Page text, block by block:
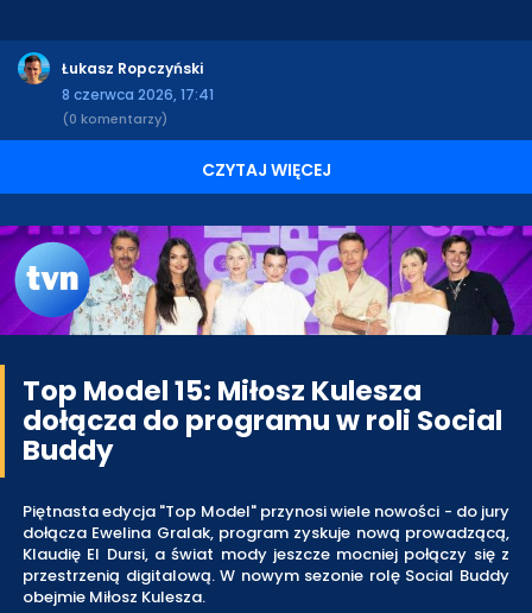
Łukasz Ropczyński
8 czerwca 2026, 17:41
(0 komentarzy)
CZYTAJ WIĘCEJ
Top Model 15: Miłosz Kulesza
dołącza do programu w roli Social
Buddy
Piętnasta edycja "Top Model" przynosi wiele nowości - do jury
dołącza Ewelina Gralak, program zyskuje nową prowadzącą,
Klaudię El Dursi, a świat mody jeszcze mocniej połączy się z
przestrzenią digitalową. W nowym sezonie rolę Social Buddy
obejmie Miłosz Kulesza.